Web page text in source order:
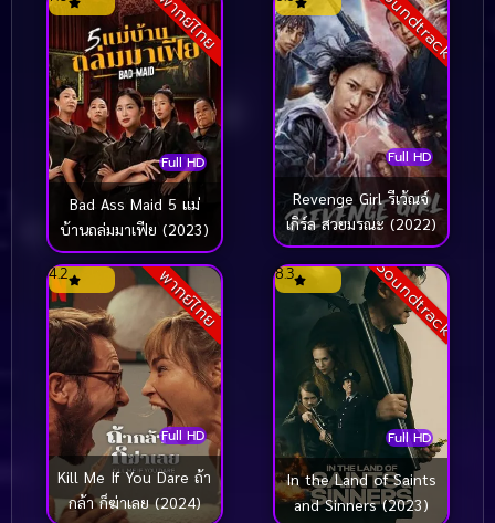
พากย์ไทย
Full HD
Bad Ass Maid 5 แม่
บ้านถล่มมาเฟีย (2023)
Soundtrack
Full HD
Revenge Girl รีเว้ณจ์
เกิร์ล สวยมรณะ (2022)
พากย์ไทย
Full HD
4.2
Kill Me If You Dare ถ้า
กล้า ก็ฆ่าเลย (2024)
Soundtrack
Full HD
8.3
In the Land of Saints
and Sinners (2023)